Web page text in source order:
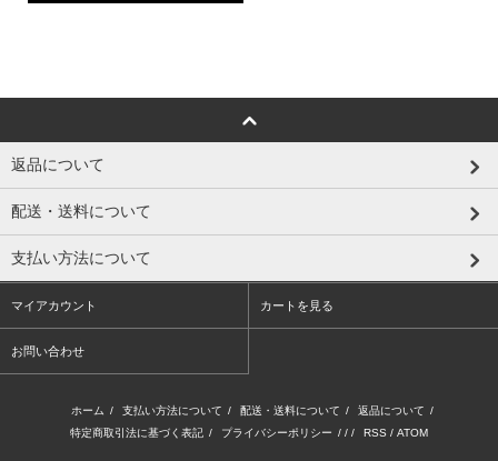
返品について
配送・送料について
支払い方法について
マイアカウント カートを見る
お問い合わせ
ホーム / 支払い方法について / 配送・送料について / 返品について /
特定商取引法に基づく表記 / プライバシーポリシー / / / RSS / ATOM